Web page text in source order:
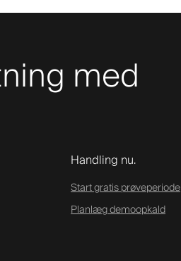
med
Handling nu.
Start gratis prøveperiode
Planlæg demoopkald